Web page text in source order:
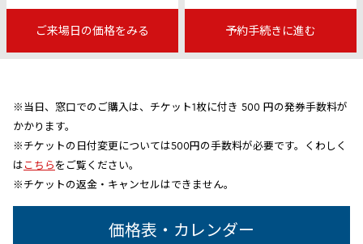
ご来場日の価格をみる 予約手続きに進む
※当日、窓口でのご購入は、チケット1枚に付き 500 円の発券手数料が
かかります。
※チケットの日付変更については500円の手数料が必要です。くわしく
はこちらをご覧ください。
※チケットの返金・キャンセルはできません。
価格表・カレンダー